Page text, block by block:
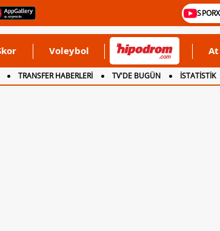
Voleybol At
TRANSFER HABERLERİ TV'DE BUGÜN İSTATİSTİK